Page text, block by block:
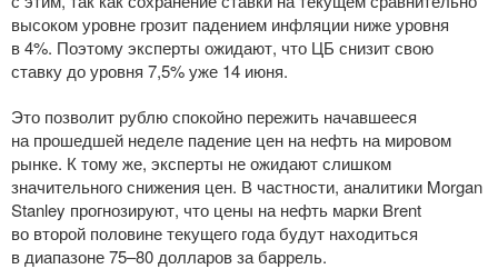
высоком уровне грозит падением инфляции ниже уровня
в 4%. Поэтому эксперты ожидают, что ЦБ снизит свою
ставку до уровня 7,5% уже 14 июня.
Это позволит рублю спокойно пережить начавшееся
на прошедшей неделе падение цен на нефть на мировом
рынке. К тому же, эксперты не ожидают слишком
значительного снижения цен. В частности, аналитики Morgan
Stanley прогнозируют, что цены на нефть марки Brent
во второй половине текущего года будут находиться
в диапазоне 75–80 долларов за баррель.